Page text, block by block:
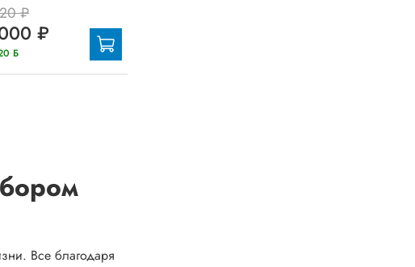
₽
₽
Б
Все благодаря